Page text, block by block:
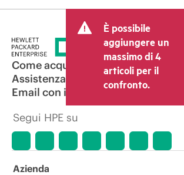
È possibile
aggiungere un
massimo di 4
articoli per il
confronto.
Come acquistare
Assistenza per i prodotti
Email con il commerciale
Segui HPE su
Azienda